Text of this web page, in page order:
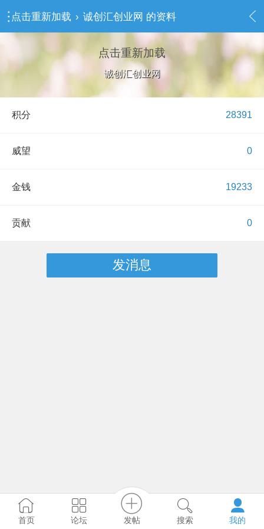
点击重新加载 › 诚创汇创业网 的资料
点击重新加载
诚创汇创业网
28391
积分
0
威望
19233
金钱
0
贡献
发消息
首页 论坛 发帖 搜索 我的